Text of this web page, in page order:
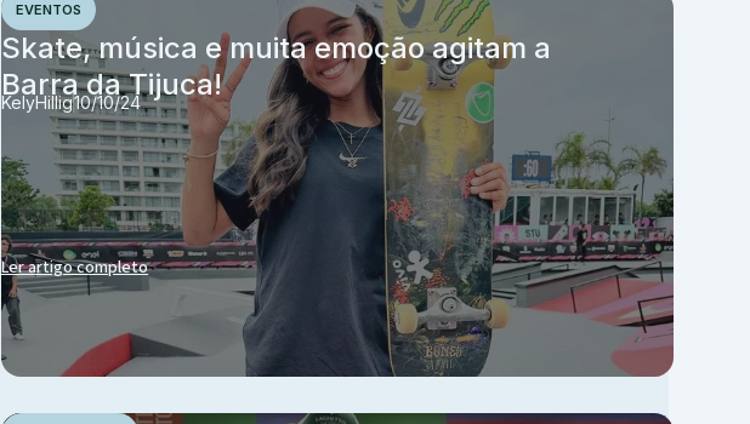
EVENTOS
Skate, música e muita emoção agitam a
Barra da Tijuca!
KelyHillig10/10/24
Ler artigo completo